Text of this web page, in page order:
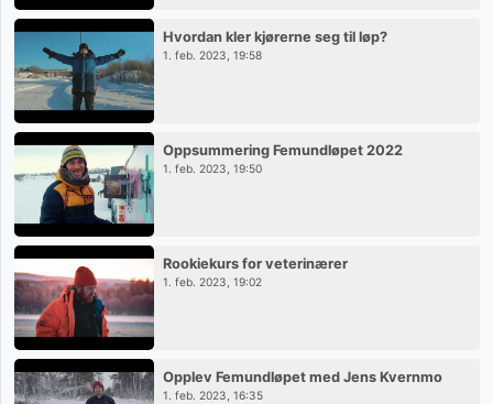
Hvordan kler kjørerne seg til løp?
1. feb. 2023, 19:58
Oppsummering Femundløpet 2022
1. feb. 2023, 19:50
Rookiekurs for veterinærer
1. feb. 2023, 19:02
Opplev Femundløpet med Jens Kvernmo
1. feb. 2023, 16:35